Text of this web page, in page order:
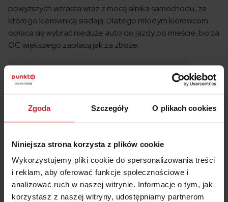
Zgoda Szczegóły O plikach cookies
Niniejsza strona korzysta z plików cookie
Wykorzystujemy pliki cookie do spersonalizowania treści
i reklam, aby oferować funkcje społecznościowe i
analizować ruch w naszej witrynie. Informacje o tym, jak
korzystasz z naszej witryny, udostępniamy partnerom
powyższych wzrasta wraz z mocą silnika samochodu, za
którego kierownicą siadają. Dlatego młodym kierowcom
opłaca się wybrać nieduże auto do jazdy po mieście, bo za
OC większego zapłacą jak za zboże.
Miasto
Inowrocław AXA Direct
Lublin 1192 zł Link4
Opole 1173 zł Link4